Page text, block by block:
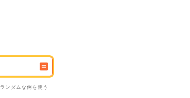
ランダムな例を使う